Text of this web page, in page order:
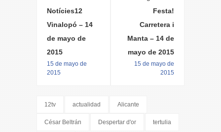
Notícies12
Vinalopó – 14
de mayo de
2015
15 de mayo de
2015
Festa!
Carretera i
Manta – 14 de
mayo de 2015
15 de mayo de
2015
12tv actualidad Alicante
César Beltrán Despertar d'or tertulia